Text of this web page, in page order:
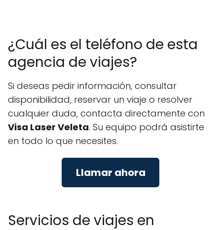
¿Cuál es el teléfono de esta
agencia de viajes?
Si deseas pedir información, consultar
disponibilidad, reservar un viaje o resolver
cualquier duda, contacta directamente con
Visa Laser Veleta. Su equipo podrá asistirte
en todo lo que necesites.
Llamar ahora
Servicios de viajes en